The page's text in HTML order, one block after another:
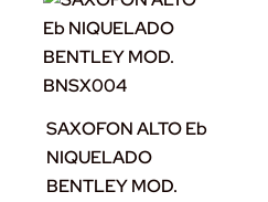
SAXOFON ALTO Eb
NIQUELADO
BENTLEY MOD.